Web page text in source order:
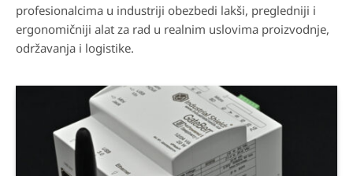
profesionalcima u industriji obezbedi lakši, pregledniji i
ergonomičniji alat za rad u realnim uslovima proizvodnje,
održavanja i logistike.